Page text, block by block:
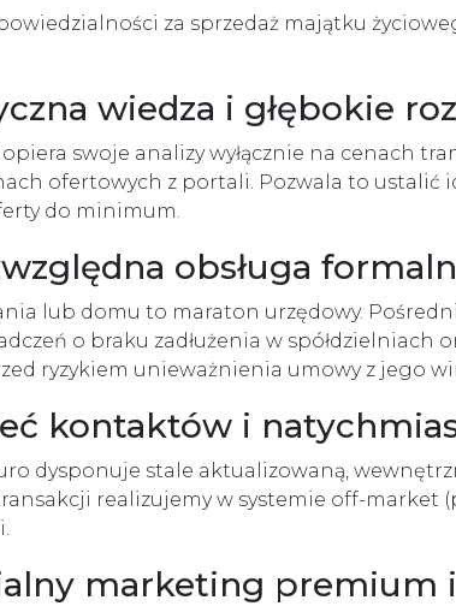
za sprzedaż majątku
wiedza i głębokie
swoje analizy wyłącznie na cenach
ofertowych z portali. Pozwala to ustalić
do minimum.
obsługa
lub domu to maraton urzędowy.
o braku zadłużenia w
ryzykiem unieważnienia umowy z jego
kontaktów i
dysponuje stale aktualizowaną,
realizujemy w systemie off-market
marketing premium